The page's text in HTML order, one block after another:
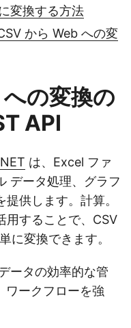
変換する方法
から Web への変
の変換の
API
は、Excel ファ
データ処理、グラフ
供します。計算。
用することで、CSV
に変換できます。
ータの効率的な管
ワークフローを強